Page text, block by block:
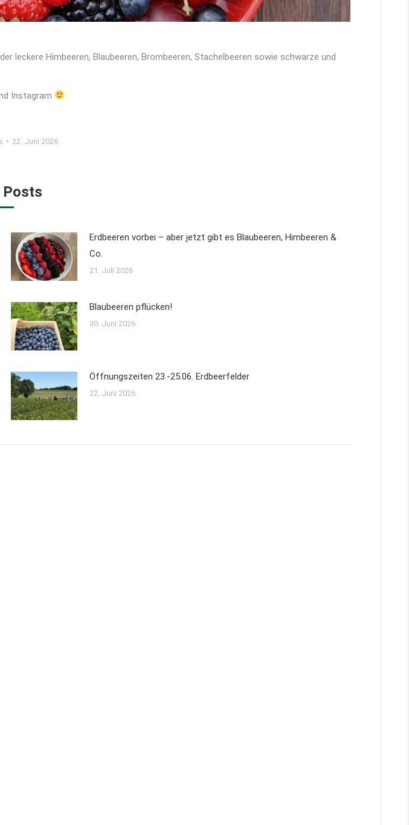
leckere Himbeeren, Blaubeeren, Brombeeren, Stachelbeeren sowie schwarze und
Instagram
22. Juni 2026
Posts
Erdbeeren vorbei – aber jetzt gibt es Blaubeeren, Himbeeren &
Co.
21. Juli 2026
Blaubeeren pflücken!
30. Juni 2026
Öffnungszeiten 23.-25.06. Erdbeerfelder
22. Juni 2026